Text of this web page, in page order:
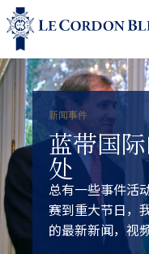
新闻事件
蓝带国
处
总有一些事件活
赛到重大节日，
的最新新闻，视